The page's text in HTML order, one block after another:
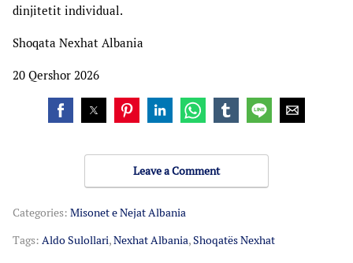
dinjitetit individual.
Shoqata Nexhat Albania
20 Qershor 2026
Leave a Comment
Categories: Misonet e Nejat Albania
Tags: Aldo Sulollari,Nexhat Albania,Shoqatës Nexhat